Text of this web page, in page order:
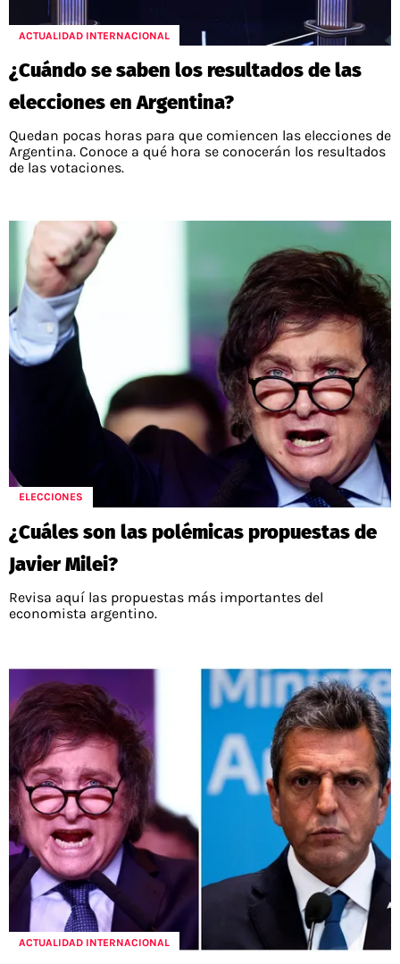
POLÍTICAS DE PRIVACIDAD
POLÍTICA EDITORIAL
PUBLICIDAD / ADS
CONTACTO
AD CHOICES
ENTREVISTAS
CAMPEONATO NACIONAL
RESULTADOS
TABLA DE POSICIONES
APUESTAS
Ad Choices
RedGol, al igual que Futbol Sites, es una
compañía perteneciente a Better Collective.
Todos los derechos reservados
ACTUALIDAD INTERNACIONAL
¿Cuándo se saben los resultados de las
elecciones en Argentina?
Quedan pocas horas para que comiencen las elecciones de
Argentina. Conoce a qué hora se conocerán los resultados
de las votaciones.
ELECCIONES
¿Cuáles son las polémicas propuestas de
Javier Milei?
Revisa aquí las propuestas más importantes del
economista argentino.
ACTUALIDAD INTERNACIONAL